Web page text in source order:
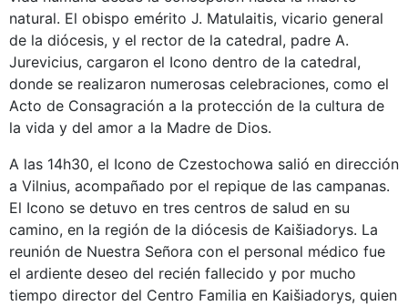
natural. El obispo emérito J. Matulaitis, vicario general
de la diócesis, y el rector de la catedral, padre A.
Jurevicius, cargaron el Icono dentro de la catedral,
donde se realizaron numerosas celebraciones, como el
Acto de Consagración a la protección de la cultura de
la vida y del amor a la Madre de Dios.
A las 14h30, el Icono de Czestochowa salió en dirección
a Vilnius, acompañado por el repique de las campanas.
El Icono se detuvo en tres centros de salud en su
camino, en la región de la diócesis de Kaišiadorys. La
reunión de Nuestra Señora con el personal médico fue
el ardiente deseo del recién fallecido y por mucho
tiempo director del Centro Familia en Kaišiadorys, quien